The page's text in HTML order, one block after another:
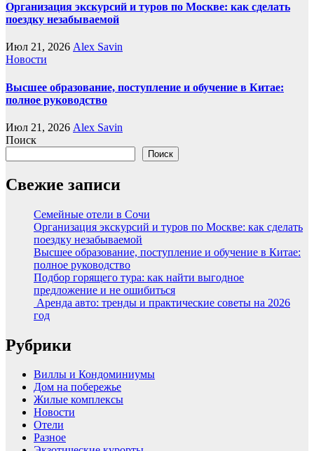
Организация экскурсий и туров по Москве: как сделать
поездку незабываемой
Июл 21, 2026 Alex Savin
Новости
Высшее образование, поступление и обучение в Китае:
полное руководство
Июл 21, 2026 Alex Savin
Поиск
Поиск
Свежие записи
Семейные отели в Сочи
Организация экскурсий и туров по Москве: как сделать
поездку незабываемой
Высшее образование, поступление и обучение в Китае:
полное руководство
Подбор горящего тура: как найти выгодное
предложение и не ошибиться
Аренда авто: тренды и практические советы на 2026
год
Рубрики
Виллы и Кондоминиумы
Дом на побережье
Жилые комплексы
Новости
Отели
Разное